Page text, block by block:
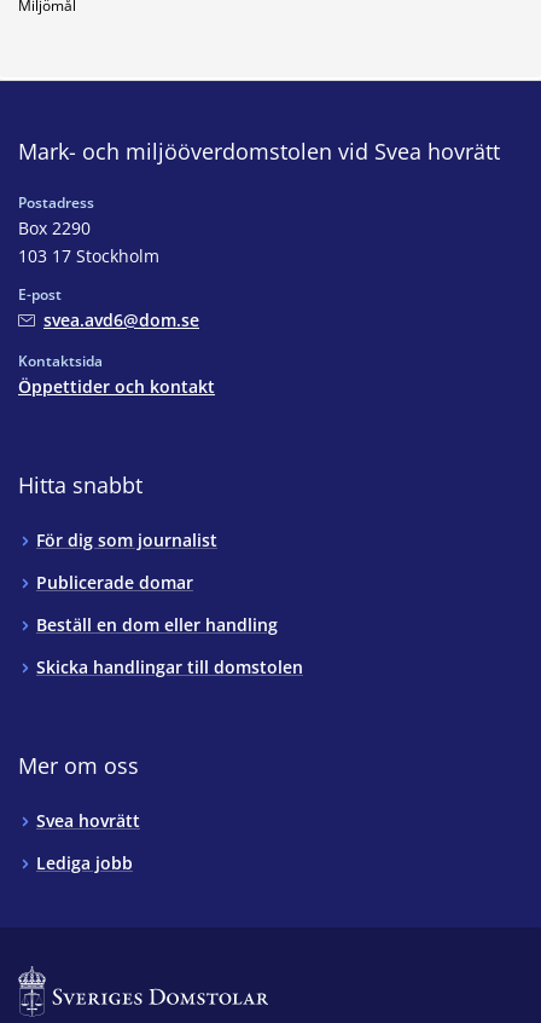
Miljömål
Mark- och miljööverdomstolen vid Svea hovrätt
Postadress
Box 2290
103 17 Stockholm
E-post
svea.avd6@dom.se
Kontaktsida
Öppettider och kontakt
Hitta snabbt
För dig som journalist
Publicerade domar
Beställ en dom eller handling
Skicka handlingar till domstolen
Mer om oss
Svea hovrätt
Lediga jobb